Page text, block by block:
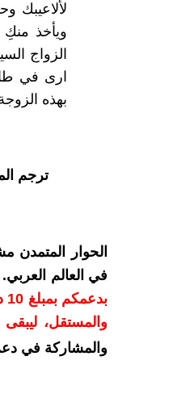
لألاعيبك
ويأخذ
الزواج
ارى في
بهذه
ترجم
الحوار المتمدن
في العالم
والمستقل،
والمشاركة في